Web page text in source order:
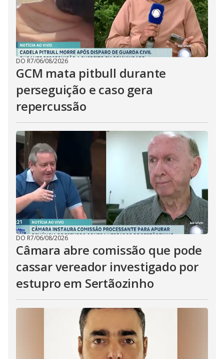
DO R7/06/08/2026
GCM mata pitbull durante
perseguição e caso gera
repercussão
DO R7/06/08/2026
Câmara abre comissão que pode
cassar vereador investigado por
estupro em Sertãozinho